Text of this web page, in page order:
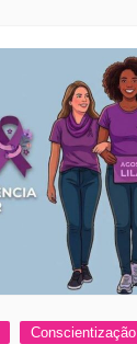
Conscientização